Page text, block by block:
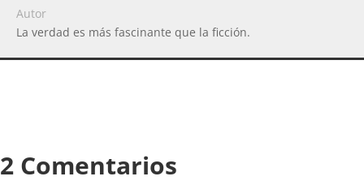
Autor
La verdad es más fascinante que la ficción.
2 Comentarios